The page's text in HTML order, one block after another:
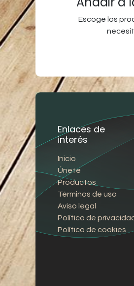
Escoge los
Enlaces de
interés
Inicio
Únete
Productos
Términos de uso
Aviso legal
Política de
Política de cookies